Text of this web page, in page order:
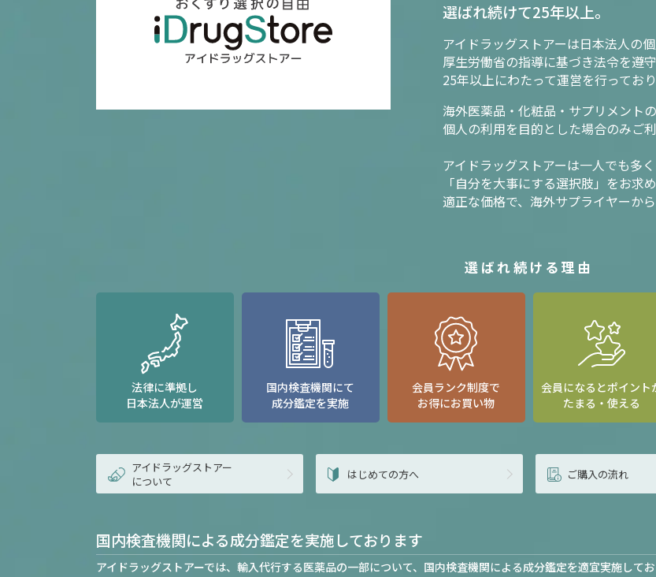
選ばれ続けて25年以上。
アイドラッグストアーは日本法人の
厚生労働省の指導に基づき法令を遵守
25年以上にわたって運営を行っており
海外医薬品・化粧品・サプリメントの
個人の利用を目的とした場合のみご
アイドラッグストアーは一人でも多
「自分を大事にする選択肢」をお求
適正な価格で、海外サプライヤーか
選ばれ続ける理由
法律に準拠し
日本法人が運営
国内検査機関にて
成分鑑定を実施
会員ランク制度で
お得にお買い物
会員になるとポイント
たまる・使える
アイドラッグストアー
について
はじめての方へ ご購入の流れ
国内検査機関による成分鑑定を実施しております
アイドラッグストアーでは、輸入代行する医薬品の一部について、国内検査機関による成分鑑定を適宜実施してお